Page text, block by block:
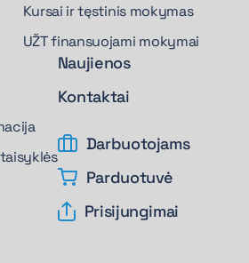
Kursai ir tęstinis mokymas
UŽT finansuojami mokymai
Naujienos
Kontaktai
Darbuotojams
Parduotuvė
Prisijungimai